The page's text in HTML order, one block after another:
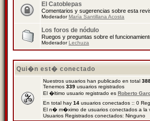
El Catoblepas
Comentarios y sugerencias sobre esta
ModeradorMaría Santillana Acosta
Los foros de nódulo
Ruegos y preguntas sobre el
ModeradorLechuza
Qui�n est� conectado
Nuestros usuarios han publicado en total
Tenemos 339 usuarios registrados
El �ltimo usuario registrado es Roberto
En total hay 14 usuarios conectados :: 0
El n� m�ximo de usuarios conectados a la
Usuarios Registrados conectados: Ninguno